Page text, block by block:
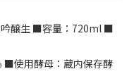
醸生 ■容量：720ml ■
使用酵母：蔵内保存酵